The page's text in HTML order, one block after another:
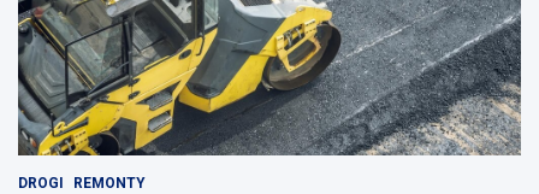
DROGI REMONTY